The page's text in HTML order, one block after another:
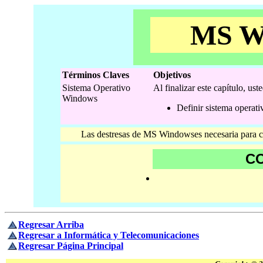
MS
Términos Claves
Objetivos
Sistema Operativo
Windows
Al finalizar este capítulo,
Definir sistema
Las destresas de MS Windowses necesaria para
Regresar Arriba
Regresar a Informática y Telecomunicaciones
Regresar Página Principal